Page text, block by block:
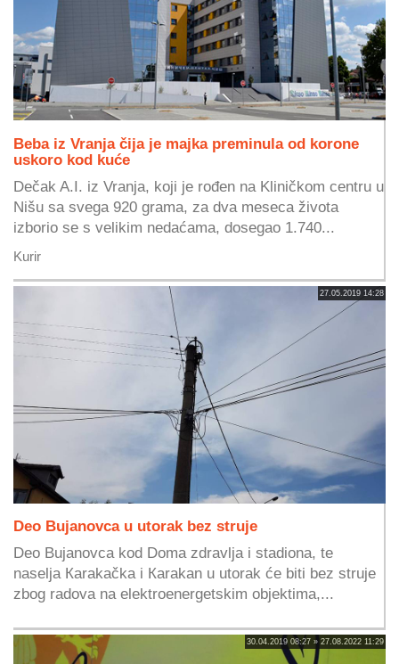
Beba iz Vranja čija je majka preminula od korone
uskoro kod kuće
Dečak A.I. iz Vranja, koji je rođen na Kliničkom centru u
Nišu sa svega 920 grama, za dva meseca života
izborio se s velikim nedaćama, dosegao 1.740...
Kurir
27.05.2019 14:28
Deo Bujanovca u utorak bez struje
Deo Bujanovca kod Doma zdravlja i stadiona, te
naselja Кarakačka i Кarakan u utorak će biti bez struje
zbog radova na elektroenergetskim objektima,...
30.04.2019 08:27 » 27.08.2022 11:29